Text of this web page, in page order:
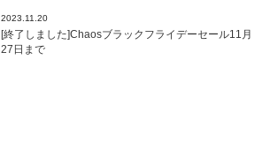
2023.11.20
[終了しました]Chaosブラックフライデーセール11月
27日まで